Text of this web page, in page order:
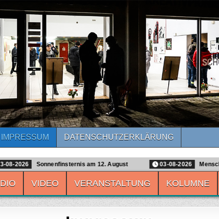
IMPRESSUM DATENSCHUTZ­ERKLÄRUNG
Sonnenfinsternis am 12. August 03-08-2026 Menschen,
VIDEO VERANSTALTUNG KOLUMNE